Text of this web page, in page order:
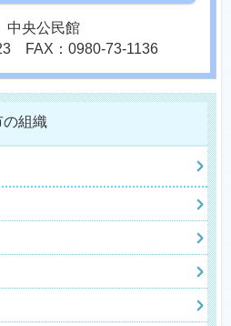
央公民館
FAX：0980-73-1136
の組織